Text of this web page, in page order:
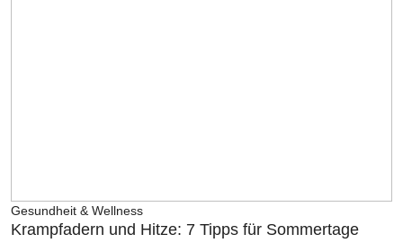
Gesundheit & Wellness
Krampfadern und Hitze: 7 Tipps für Sommertage